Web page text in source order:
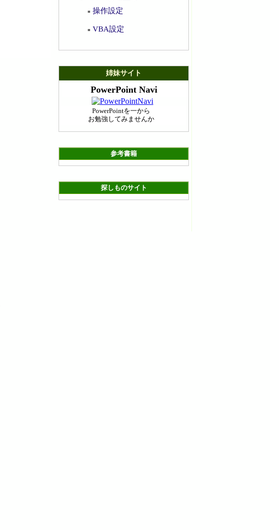
■ 操作設定
■ VBA設定
姉妹サイト
PowerPoint Navi
PowerPointを一から
お勉強してみませんか
参考書籍
探しものサイト